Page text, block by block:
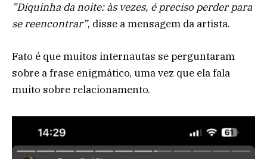
”Diquinha da noite: às vezes, é preciso perder para
se reencontrar”, disse a mensagem da artista.
Fato é que muitos internautas se perguntaram
sobre a frase enigmático, uma vez que ela fala
muito sobre relacionamento.